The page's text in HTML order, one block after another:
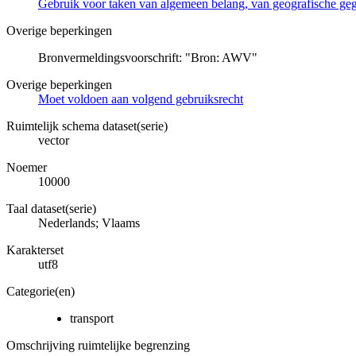
Gebruik voor taken van algemeen belang, van geografische
Overige beperkingen
Bronvermeldingsvoorschrift: "Bron: AWV"
Overige beperkingen
Moet voldoen aan volgend gebruiksrecht
Ruimtelijk schema dataset(serie)
vector
Noemer
10000
Taal dataset(serie)
Nederlands; Vlaams
Karakterset
utf8
Categorie(en)
transport
Omschrijving ruimtelijke begrenzing